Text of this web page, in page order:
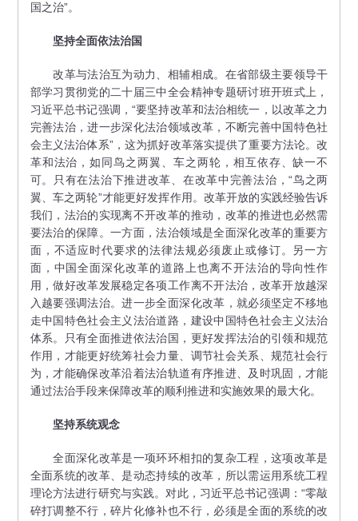
国之治”。
坚持全面依法治国
改革与法治互为动力、相辅相成。在省部级主要领导干
部学习贯彻党的二十届三中全会精神专题研讨班开班式上，
习近平总书记强调，“要坚持改革和法治相统一，以改革之力
完善法治，进一步深化法治领域改革，不断完善中国特色社
会主义法治体系”，这为抓好改革落实提供了重要方法论。改
革和法治，如同鸟之两翼、车之两轮，相互依存、缺一不
可。只有在法治下推进改革、在改革中完善法治，“鸟之两
翼、车之两轮”才能更好发挥作用。改革开放的实践经验告诉
我们，法治的实现离不开改革的推动，改革的推进也必然需
要法治的保障。一方面，法治领域是全面深化改革的重要方
面，不适应时代要求的法律法规必须废止或修订。另一方
面，中国全面深化改革的道路上也离不开法治的导向性作
用，做好改革发展稳定各项工作离不开法治，改革开放越深
入越要强调法治。进一步全面深化改革，就必须坚定不移地
走中国特色社会主义法治道路，建设中国特色社会主义法治
体系。只有全面推进依法治国，更好发挥法治的引领和规范
作用，才能更好统筹社会力量、调节社会关系、规范社会行
为，才能确保改革沿着法治轨道有序推进、及时巩固，才能
通过法治手段来保障改革的顺利推进和实施效果的最大化。
坚持系统观念
全面深化改革是一项环环相扣的复杂工程，这项改革是
全面系统的改革、是动态持续的改革，所以需运用系统工程
理论方法进行研究与实践。对此，习近平总书记强调：“零敲
碎打调整不行，碎片化修补也不行，必须是全面的系统的改